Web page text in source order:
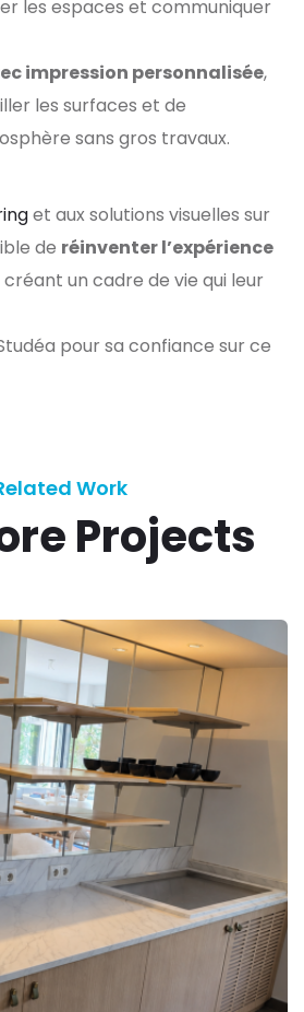
les espaces et communiquer
impression personnalisée,
les surfaces et de
sans gros travaux.
et aux solutions visuelles sur
de réinventer l’expérience
créant un cadre de vie qui leur
pour sa confiance sur ce
Work
Projects